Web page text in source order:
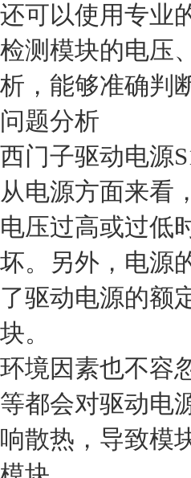
还可以使用专业
检测模块的电压
析，能够准确判
问题分析
西门子驱动电源
从电源方面来看
电压过高或过低
坏。另外，电源
了驱动电源的额
块。
环境因素也不容
等都会对驱动电
响散热，导致模